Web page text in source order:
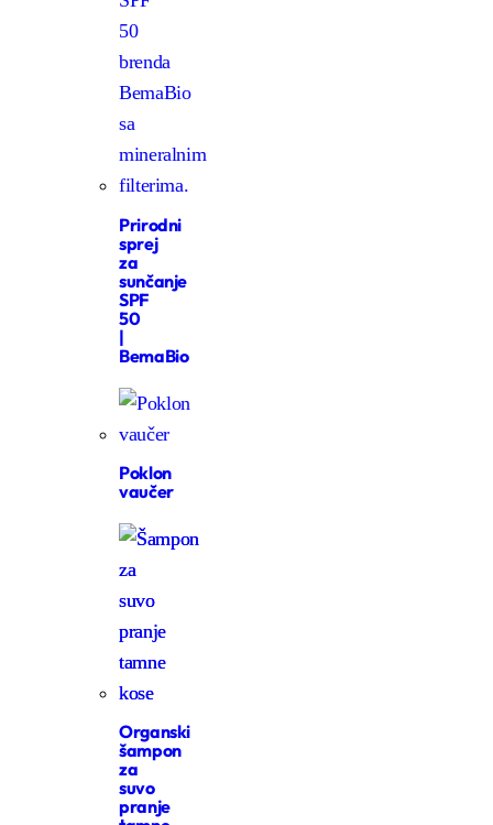
Prirodni
sprej
za
sunčanje
SPF
50
|
BemaBio
Poklon
vaučer
Organski
šampon
za
suvo
pranje